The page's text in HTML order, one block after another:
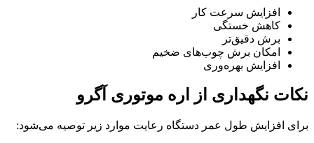
افزایش سرعت کار
کاهش خستگی
برش دقیق‌تر
امکان برش چوب‌های ضخیم
افزایش بهره‌وری
نکات نگهداری از اره موتوری آگرو
برای افزایش طول عمر دستگاه رعایت موارد زیر توصیه می‌شود: